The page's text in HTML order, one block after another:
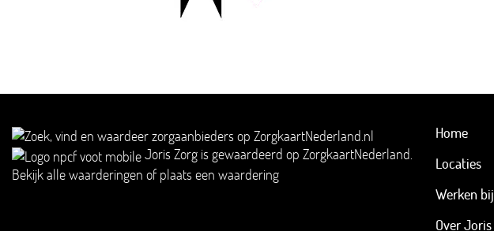
Joris Zorg is gewaardeerd op ZorgkaartNederland.
Bekijk alle waarderingen of plaats een waardering
Home
Locaties
Werken bij
Over Joris